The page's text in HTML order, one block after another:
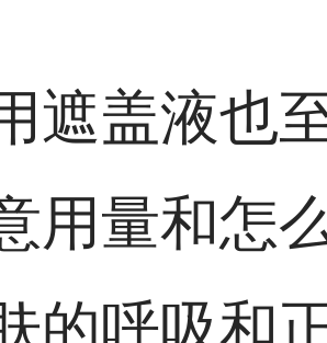
遮盖液也
用量和怎
的呼吸和